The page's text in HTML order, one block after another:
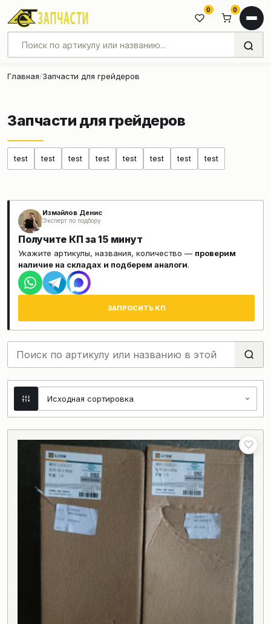
0 0
Главная Запчасти для грейдеров
Запчасти для грейдеров
test test test test test test test test
Измайлов Денис
Эксперт по подбору
Получите КП за 15 минут
Укажите артикулы, названия, количество — проверим
наличие на складах и подберем аналоги.
ЗАПРОСИТЬ КП